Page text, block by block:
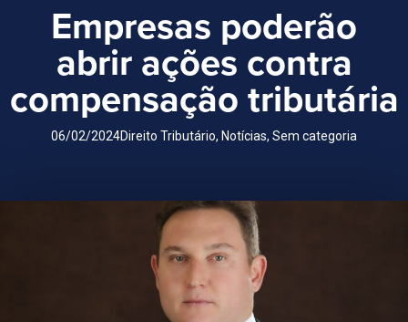
Empresas poderão
abrir ações contra
compensação tributária
06/02/2024Direito Tributário, Notícias, Sem categoria